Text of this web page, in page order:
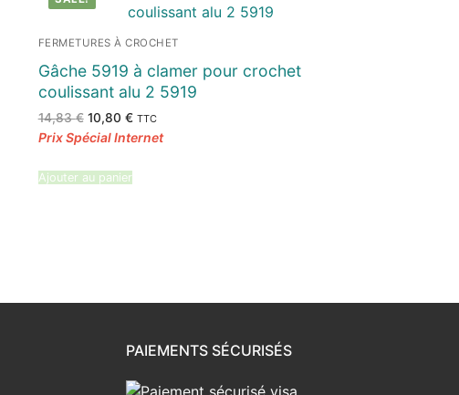
FERMETURES À CROCHET
Gâche 5919 à clamer pour crochet
coulissant alu 2 5919
14,83€ Le
prix
initial
10,80 €Le
actuel
TTC
Ajouter au panier
PAIEMENTS SÉCURISÉS